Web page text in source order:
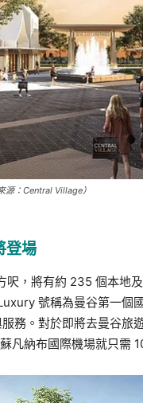
源：Central Village）
登場
，將有約 235 個本地
號稱為曼谷第一個
務。對於即將去曼谷
凡納布國際機場就只需